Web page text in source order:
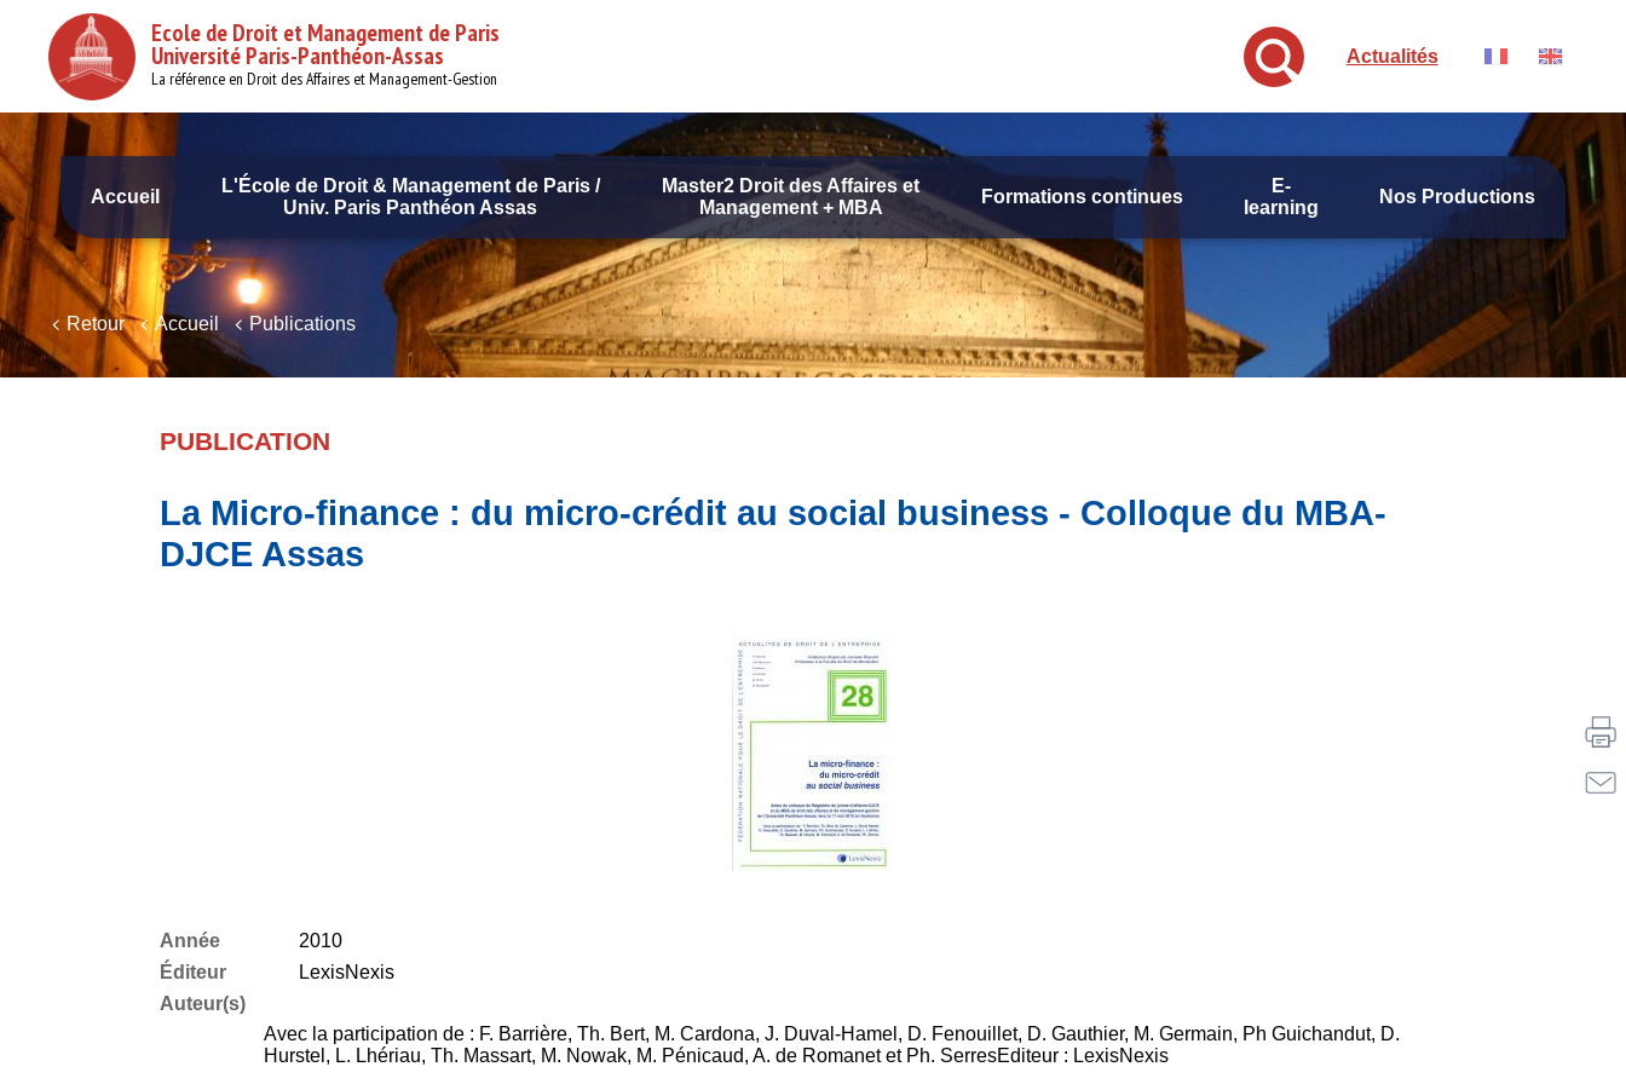
contenu
principal
Ecole de Droit et Management de Paris
Université Paris-Panthéon-Assas
La référence en Droit des Affaires et Management-Gestion
Actualités
Navigation
principale
Accueil
L'École de Droit & Management de Paris /
Univ. Paris Panthéon Assas
Master2 Droit des Affaires et
Management + MBA
Formations continues
E-
learning
Nos Productions
Retour Accueil Publications
PUBLICATION
La Micro-finance : du micro-crédit au social business - Colloque du MBA-
DJCE Assas
Année
2010
Éditeur
LexisNexis
Auteur(s)
Avec la participation de : F. Barrière, Th. Bert, M. Cardona, J. Duval-Hamel , D. Fenouillet, D. Gauthier, M. Germain, Ph Guichandut, D.
Hurstel, L. Lhériau, Th. Massart, M. Nowak, M. Pénicaud, A. de Romanet et Ph. SerresEditeur : LexisNexis